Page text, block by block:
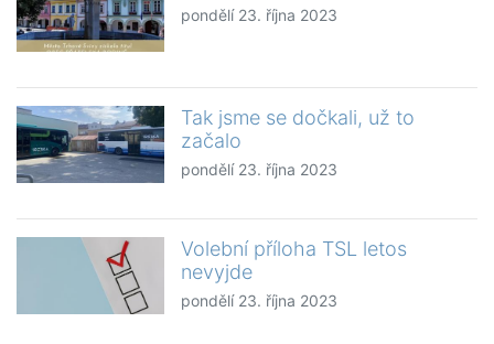
pondělí 23. října 2023
Tak jsme se dočkali, už to
začalo
pondělí 23. října 2023
Volební příloha TSL letos
nevyjde
pondělí 23. října 2023